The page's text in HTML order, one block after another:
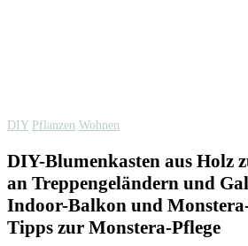
DIY Pflanzen Wohnen
DIY-Blumenkasten aus Holz
an Treppengeländern und
Indoor-Balkon und
Tipps zur Monstera-Pflege